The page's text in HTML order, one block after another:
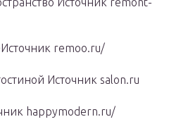
remoo.ru/
Источник salon.ru
happymodern.ru/